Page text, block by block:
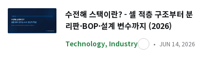
수전해 스택이란? - 셀 적층 구조부터 분
리판·BOP·설계 변수까지 (2026)
Technology, Industry JUN 14, 2026